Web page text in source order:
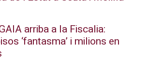
arriba a la Fiscalia:
‘fantasma’ i milions en